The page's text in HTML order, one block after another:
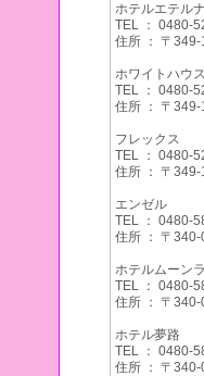
ホテルエテルナ
TEL ： 0480-
住所 ： 〒
ホワイトハウス
TEL ： 0480-
住所 ： 〒
フレックス
TEL ： 0480-
住所 ： 〒
エンゼル
TEL ： 0480-
住所 ： 〒
ホテルムーン
TEL ： 0480-
住所 ： 〒
ホテル夢路
TEL ： 0480-
住所 ： 〒